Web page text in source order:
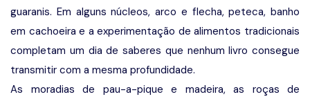
guaranis. Em alguns núcleos, arco e flecha, peteca, banho
em cachoeira e a experimentação de alimentos tradicionais
completam um dia de saberes que nenhum livro consegue
transmitir com a mesma profundidade.
As moradias de pau-a-pique e madeira, as roças de